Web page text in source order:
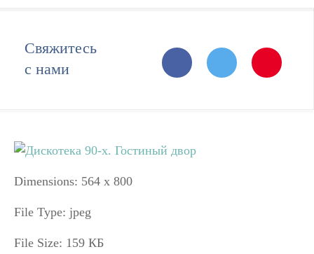
Свяжитесь
с нами
Dimensions: 564 x 800
File Type: jpeg
File Size: 159 КБ